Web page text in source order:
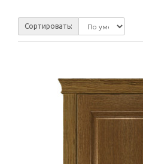
Сортировать: